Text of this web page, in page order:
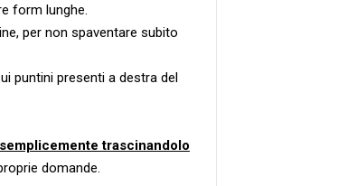
form lunghe.
per non spaventare subito
puntini presenti a destra del
trascinandolo
domande.